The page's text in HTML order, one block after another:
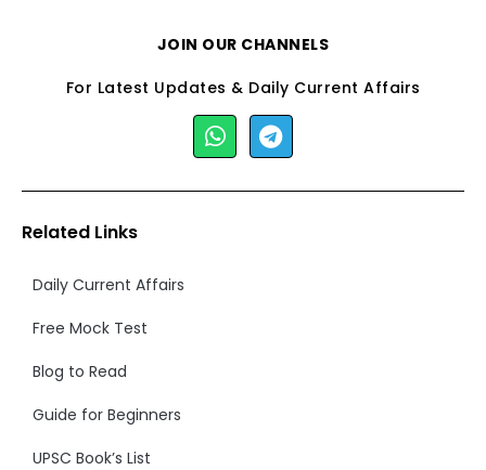
JOIN OUR CHANNELS
For Latest Updates & Daily Current Affairs
Related Links
Daily Current Affairs
Free Mock Test
Blog to Read
Guide for Beginners
UPSC Book’s List